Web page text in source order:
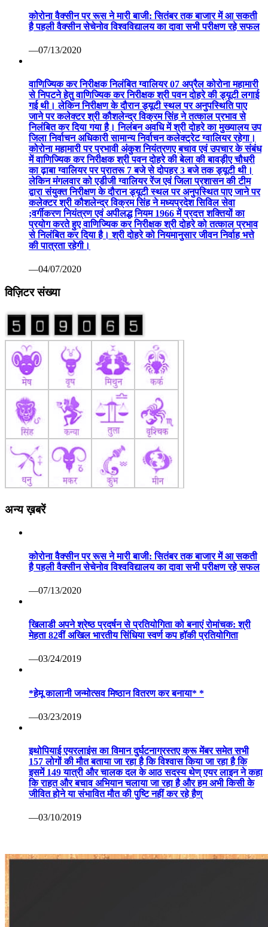
कोरोना वैक्सीन पर रूस ने मारी बाजी: सितंबर तक बाजार में आ सकती
है पहली वैक्सीन सेचेनोव विश्वविद्यालय का दावा सभी परीक्षण रहे सफल
—07/13/2020
वाणिज्यिक कर निरीक्षक निलंबित ग्वालियर 07 अप्रैल कोरोना महामारी
से निपटने हेतु वाणिज्यिक कर निरीक्षक श्री पवन दोहरे की ड्यूटी लगाई
गई थी। लेकिन निरीक्षण के दौरान ड्यूटी स्थल पर अनुपस्थिति पाए
जाने पर कलेक्टर श्री कौशलेन्द्र विक्रम सिंह ने तत्काल प्रभाव से
निलंबित कर दिया गया है। निलंबन अवधि में श्री दोहरे का मुख्यालय उप
जिला निर्वाचन अधिकारी सामान्य निर्वाचन कलेक्ट्रेट ग्वालियर रहेगा।
कोरोना महामारी पर प्रभावी अंकुश नियंत्रणए बचाव एवं उपचार के संबंध
में वाणिज्यिक कर निरीक्षक श्री पवन दोहरे की बेला की बावड़ीए चौधरी
का ढ़ाबा ग्वालियर पर प्रातरू 7 बजे से दोपहर 3 बजे तक ड्यूटी थी।
लेकिन मंगलवार को एडीजी ग्वालियर रेंज एवं जिला प्रशासन की टीम
द्वारा संयुक्त निरीक्षण के दौरान ड्यूटी स्थल पर अनुपस्थित पाए जाने पर
कलेक्टर श्री कौशलेन्द्र विक्रम सिंह ने मध्यप्रदेश सिविल सेवा
;वर्गीकरण नियंत्रण एवं अपीलद्ध नियम 1966 में प्रदत्त शक्तियों का
प्रयोग करते हुए वाणिज्यिक कर निरीक्षक श्री दोहरे को तत्काल प्रभाव
से निलंबित कर दिया है। श्री दोहरे को नियमानुसार जीवन निर्वाह भत्ते
की पात्रता रहेगी।
—04/07/2020
विज़िटर संख्या
अन्य ख़बरें
कोरोना वैक्सीन पर रूस ने मारी बाजी: सितंबर तक बाजार में आ सकती
है पहली वैक्सीन सेचेनोव विश्वविद्यालय का दावा सभी परीक्षण रहे सफल
—07/13/2020
खिलाडी अपने श्रेष्ठ प्रदर्षन से प्रतियोगिता को बनाएं रोमांचक: श्री
मेहता 82वीं अखिल भारतीय सिंधिया स्वर्ण कप हॉकी प्रतियोगिता
—03/24/2019
*हेमू कालानी जन्मोत्सव मिष्ठान वितरण कर बनाया* *
—03/23/2019
इथोपियाई एयरलाइंस का विमान दुर्घटनाग्रस्तए क्रू मेंबर समेत सभी
157 लोगों की मौत बताया जा रहा है कि विश्वास किया जा रहा है कि
इसमें 149 यात्री और चालक दल के आठ सदस्य थेण् एयर लाइन ने कहा
कि राहत और बचाव अभियान चलाया जा रहा है और हम अभी किसी के
जीवित होने या संभावित मौत की पुष्टि नहीं कर रहे हैण्
—03/10/2019